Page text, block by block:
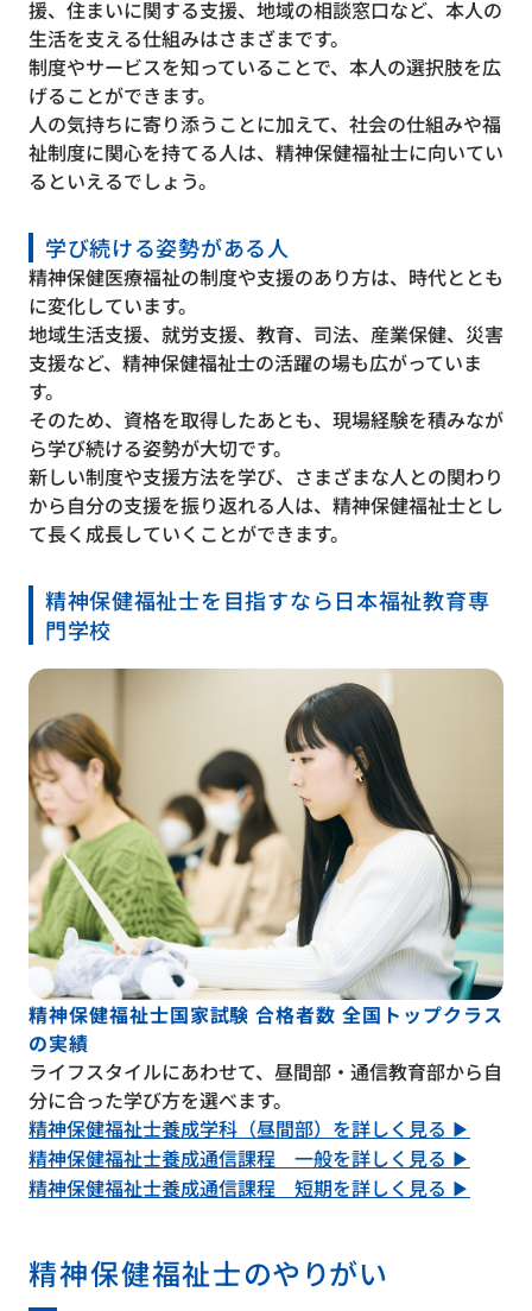
援、住まいに関する支援、地域の相談窓口など、本人の
生活を支える仕組みはさまざまです。
制度やサービスを知っていることで、本人の選択肢を広
げることができます。
人の気持ちに寄り添うことに加えて、社会の仕組みや福
祉制度に関心を持てる人は、精神保健福祉士に向いてい
るといえるでしょう。
学び続ける姿勢がある人
精神保健医療福祉の制度や支援のあり方は、時代ととも
に変化しています。
地域生活支援、就労支援、教育、司法、産業保健、災害
支援など、精神保健福祉士の活躍の場も広がっていま
す。
そのため、資格を取得したあとも、現場経験を積みなが
ら学び続ける姿勢が大切です。
新しい制度や支援方法を学び、さまざまな人との関わり
から自分の支援を振り返れる人は、精神保健福祉士とし
て長く成長していくことができます。
精神保健福祉士を目指すなら日本福祉教育専
門学校
精神保健福祉士国家試験 合格者数 全国トップクラス
の実績
ライフスタイルにあわせて、昼間部・通信教育部から自
分に合った学び方を選べます。
精神保健福祉士養成学科（昼間部）を詳しく見る ▶
精神保健福祉士養成通信課程 一般を詳しく見る ▶
精神保健福祉士養成通信課程 短期を詳しく見る ▶
精神保健福祉士のやりがい